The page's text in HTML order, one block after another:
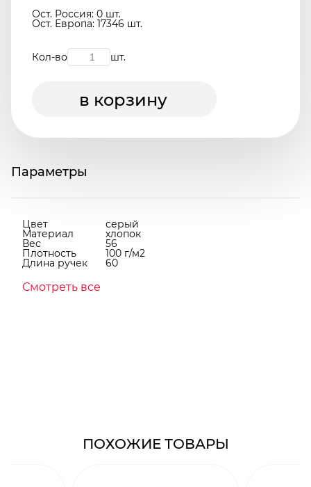
Ост. Россия: 0 шт.
Ост. Европа: 17346 шт.
Кол-во шт.
в корзину
Параметры
Цвет серый
Материал хлопок
Вес 56
Плотность 100 г/м2
Длина ручек 60
Смотреть все
ПОХОЖИЕ ТОВАРЫ